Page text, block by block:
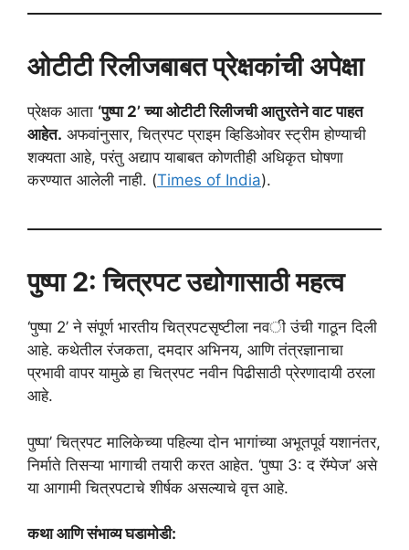
ओटीटी रिलीजबाबत प्रेक्षकांची अपेक्षा
प्रेक्षक आता ‘पुष्पा 2’ च्या ओटीटी रिलीजची आतुरतेने वाट पाहत
आहेत. अफवांनुसार, चित्रपट प्राइम व्हिडिओवर स्ट्रीम होण्याची
शक्यता आहे, परंतु अद्याप याबाबत कोणतीही अधिकृत घोषणा
करण्यात आलेली नाही. (Times of India).
पुष्पा 2: चित्रपट उद्योगासाठी महत्व
‘पुष्पा 2’ ने संपूर्ण भारतीय चित्रपटसृष्टीला नवी उंची गाठून दिली
आहे. कथेतील रंजकता, दमदार अभिनय, आणि तंत्रज्ञानाचा
प्रभावी वापर यामुळे हा चित्रपट नवीन पिढीसाठी प्रेरणादायी ठरला
आहे.
पुष्पा’ चित्रपट मालिकेच्या पहिल्या दोन भागांच्या अभूतपूर्व यशानंतर,
निर्माते तिसऱ्या भागाची तयारी करत आहेत. ‘पुष्पा 3: द रॅम्पेज’ असे
या आगामी चित्रपटाचे शीर्षक असल्याचे वृत्त आहे.
कथा आणि संभाव्य घडामोडी: